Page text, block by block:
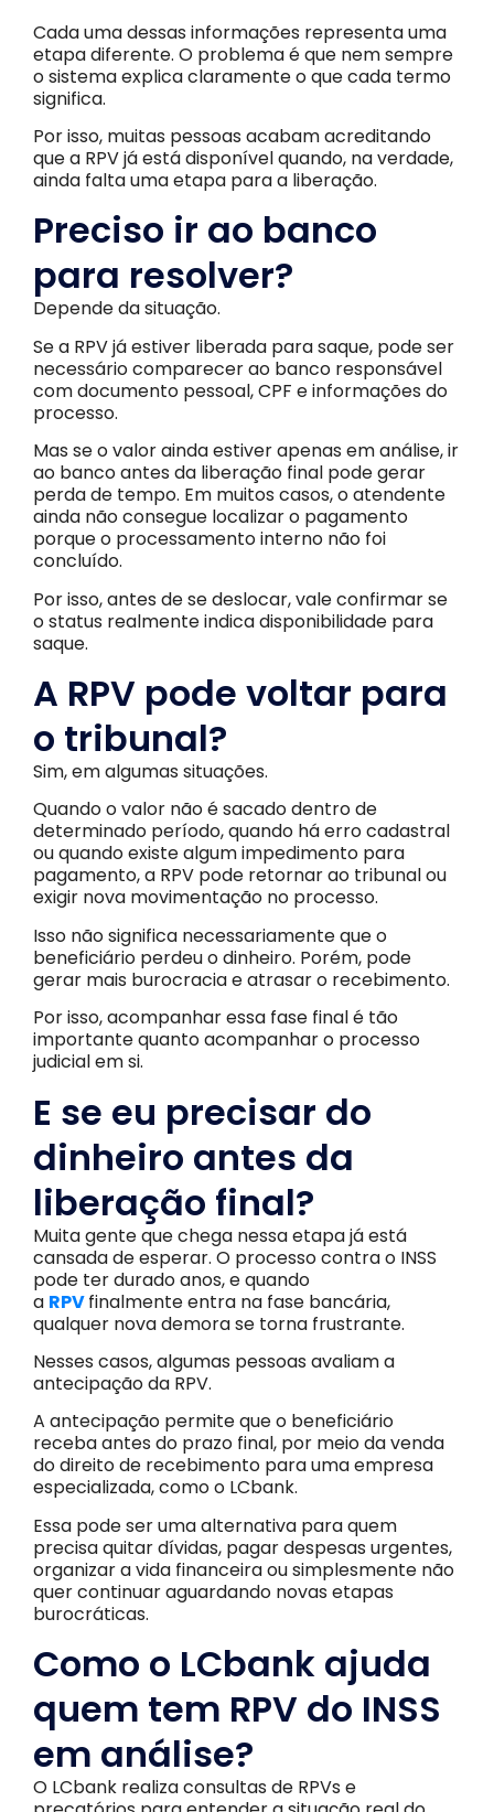
Cada uma dessas informações representa uma
etapa diferente. O problema é que nem sempre
o sistema explica claramente o que cada termo
significa.
Por isso, muitas pessoas acabam acreditando
que a RPV já está disponível quando, na verdade,
ainda falta uma etapa para a liberação.
Preciso ir ao banco
para resolver?
Depende da situação.
Se a RPV já estiver liberada para saque, pode ser
necessário comparecer ao banco responsável
com documento pessoal, CPF e informações do
processo.
Mas se o valor ainda estiver apenas em análise, ir
ao banco antes da liberação final pode gerar
perda de tempo. Em muitos casos, o atendente
ainda não consegue localizar o pagamento
porque o processamento interno não foi
concluído.
Por isso, antes de se deslocar, vale confirmar se
o status realmente indica disponibilidade para
saque.
A RPV pode voltar para
o tribunal?
Sim, em algumas situações.
Quando o valor não é sacado dentro de
determinado período, quando há erro cadastral
ou quando existe algum impedimento para
pagamento, a RPV pode retornar ao tribunal ou
exigir nova movimentação no processo.
Isso não significa necessariamente que o
beneficiário perdeu o dinheiro. Porém, pode
gerar mais burocracia e atrasar o recebimento.
Por isso, acompanhar essa fase final é tão
importante quanto acompanhar o processo
judicial em si.
E se eu precisar do
dinheiro antes da
liberação final?
Muita gente que chega nessa etapa já está
cansada de esperar. O processo contra o INSS
pode ter durado anos, e quando
a RPVfinalmente entra na fase bancária,
qualquer nova demora se torna frustrante.
Nesses casos, algumas pessoas avaliam a
antecipação da RPV.
A antecipação permite que o beneficiário
receba antes do prazo final, por meio da venda
do direito de recebimento para uma empresa
especializada, como o LCbank.
Essa pode ser uma alternativa para quem
precisa quitar dívidas, pagar despesas urgentes,
organizar a vida financeira ou simplesmente não
quer continuar aguardando novas etapas
burocráticas.
Como o LCbank ajuda
quem tem RPV do INSS
em análise?
O LCbank realiza consultas de RPVs e